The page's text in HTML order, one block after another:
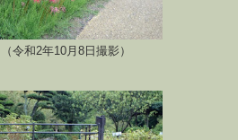
令和2年10月8日撮影）